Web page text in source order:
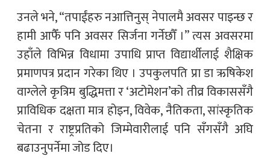
उनले भने, “तपाईंहरु नआत्तिनुस् नेपालमै अवसर पाइन्छ र
हामी आफैँ पनि अवसर सिर्जना गर्नेछौँ ।” त्यस अवसरमा
उहाँले विभिन्न विधामा उपाधि प्राप्त विद्यार्थीलाई शैक्षिक
प्रमाणपत्र प्रदान गरेका थिए । उपकुलपति प्रा डा ऋषिकेश
वाग्लेले कृत्रिम बुद्धिमत्ता र ‘अटोमेशन’को तीव्र विकाससँगै
प्राविधिक दक्षता मात्र होइन, विवेक, नैतिकता, सांस्कृतिक
चेतना र राष्ट्रप्रतिको जिम्मेवारीलाई पनि सँगसँगै अघि
बढाउनुपर्नेमा जोड दिए।